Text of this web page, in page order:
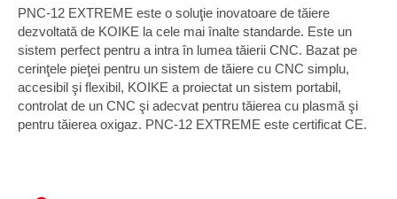
PNC-12 EXTREME este o soluţie inovatoare de tăiere
dezvoltată de KOIKE la cele mai înalte standarde. Este un
sistem perfect pentru a intra în lumea tăierii CNC. Bazat pe
cerinţele pieţei pentru un sistem de tăiere cu CNC simplu,
accesibil şi flexibil, KOIKE a proiectat un sistem portabil,
controlat de un CNC şi adecvat pentru tăierea cu plasmă şi
pentru tăierea oxigaz. PNC-12 EXTREME este certificat CE.